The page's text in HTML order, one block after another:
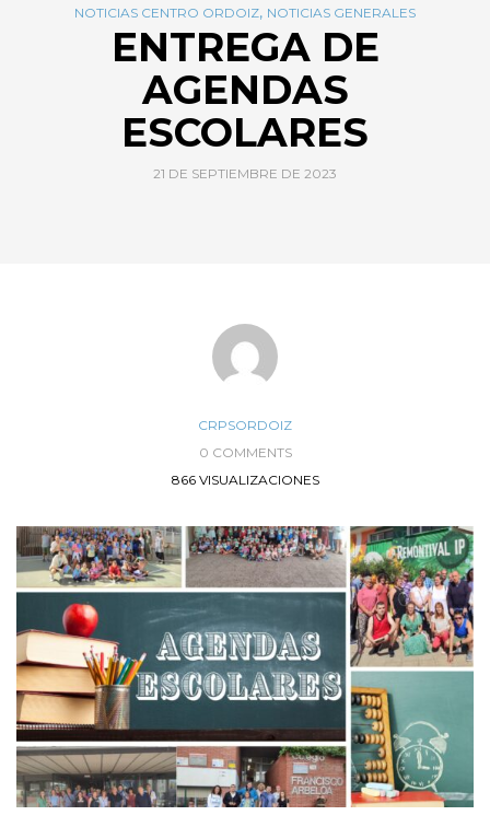
NOTICIAS CENTRO ORDOIZ, NOTICIAS GENERALES
ENTREGA DE
AGENDAS
ESCOLARES
21 DE SEPTIEMBRE DE 2023
CRPSORDOIZ
0 COMMENTS
866 VISUALIZACIONES